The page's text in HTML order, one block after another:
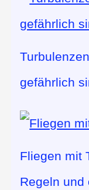
gefährlich
Fliegen mit
Regeln und